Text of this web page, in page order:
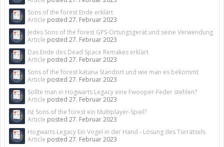
Sons of the forest Ende erklärt
Article posted 27. Februar 2023
Jedes Sons of the forest GPS-Ortungsgerät und seine Verwendung
Article posted 27. Februar 2023
Das Ende des Dead Space Remakes erklärt
Article posted 27. Februar 2023
Sons of the forest katana Standort und wie man es bekommt
Article posted 27. Februar 2023
Sollte man in Hogwarts Legacy eine Fwooper-Feder stehlen?
Article posted 27. Februar 2023
Ist Sons of the forest ein Multiplayer-Spiel?
Article posted 27. Februar 2023
Hogwarts Legacy Ein Vogel in der Hand - Lösung des Türrätsels
Article posted 27. Februar 2023